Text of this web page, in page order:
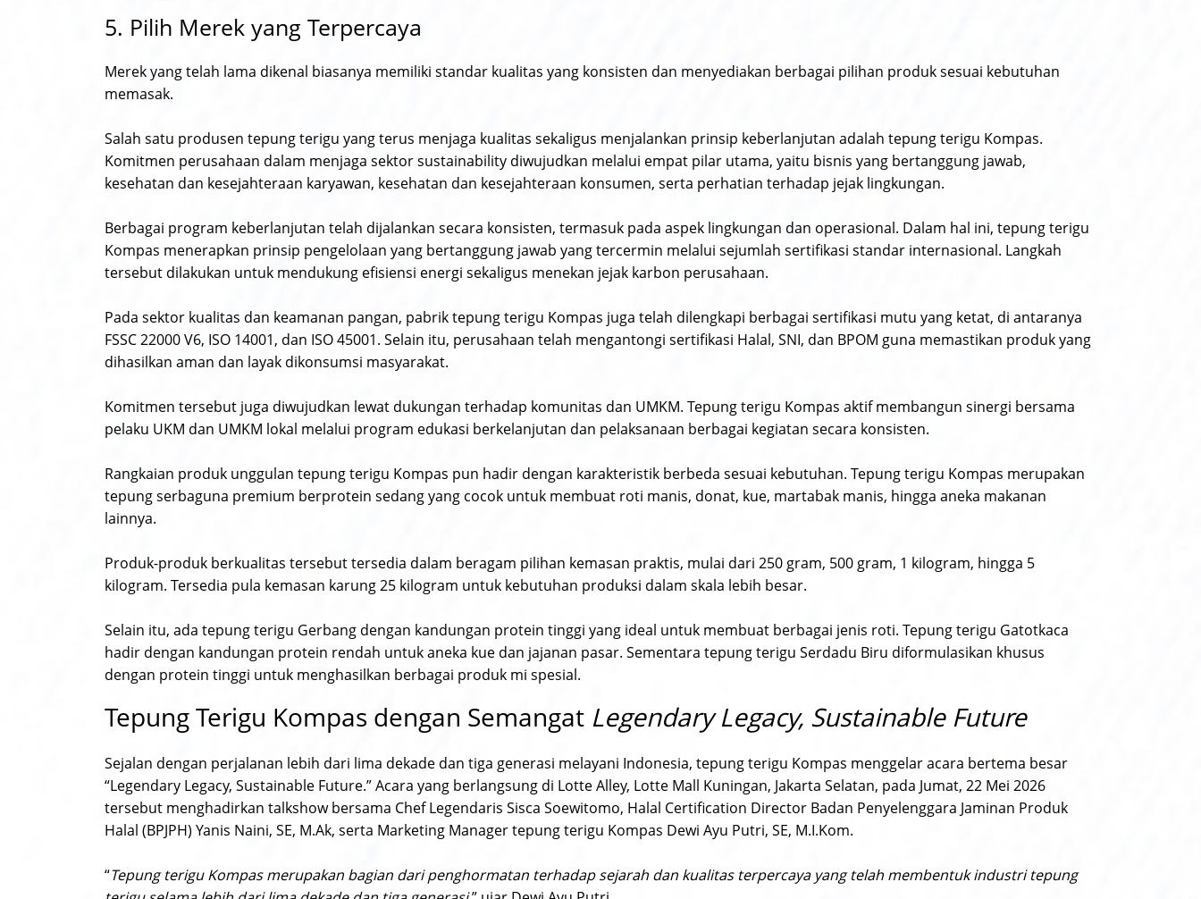
5. Pilih Merek yang Terpercaya
Merek yang telah lama dikenal biasanya memiliki standar kualitas yang konsisten dan menyediakan berbagai pilihan produk sesuai kebutuhan
memasak.
Salah satu produsen tepung terigu yang terus menjaga kualitas sekaligus menjalankan prinsip keberlanjutan adalah tepung terigu Kompas.
Komitmen perusahaan dalam menjaga sektor sustainability diwujudkan melalui empat pilar utama, yaitu bisnis yang bertanggung jawab,
kesehatan dan kesejahteraan karyawan, kesehatan dan kesejahteraan konsumen, serta perhatian terhadap jejak lingkungan.
Berbagai program keberlanjutan telah dijalankan secara konsisten, termasuk pada aspek lingkungan dan operasional. Dalam hal ini, tepung terigu
Kompas menerapkan prinsip pengelolaan yang bertanggung jawab yang tercermin melalui sejumlah sertifikasi standar internasional. Langkah
tersebut dilakukan untuk mendukung efisiensi energi sekaligus menekan jejak karbon perusahaan.
Pada sektor kualitas dan keamanan pangan, pabrik tepung terigu Kompas juga telah dilengkapi berbagai sertifikasi mutu yang ketat, di antaranya
FSSC 22000 V6, ISO 14001, dan ISO 45001. Selain itu, perusahaan telah mengantongi sertifikasi Halal, SNI, dan BPOM guna memastikan produk yang
dihasilkan aman dan layak dikonsumsi masyarakat.
Komitmen tersebut juga diwujudkan lewat dukungan terhadap komunitas dan UMKM. Tepung terigu Kompas aktif membangun sinergi bersama
pelaku UKM dan UMKM lokal melalui program edukasi berkelanjutan dan pelaksanaan berbagai kegiatan secara konsisten.
Rangkaian produk unggulan tepung terigu Kompas pun hadir dengan karakteristik berbeda sesuai kebutuhan. Tepung terigu Kompas merupakan
tepung serbaguna premium berprotein sedang yang cocok untuk membuat roti manis, donat, kue, martabak manis, hingga aneka makanan
lainnya.
Produk-produk berkualitas tersebut tersedia dalam beragam pilihan kemasan praktis, mulai dari 250 gram, 500 gram, 1 kilogram, hingga 5
kilogram. Tersedia pula kemasan karung 25 kilogram untuk kebutuhan produksi dalam skala lebih besar.
Selain itu, ada tepung terigu Gerbang dengan kandungan protein tinggi yang ideal untuk membuat berbagai jenis roti. Tepung terigu Gatotkaca
hadir dengan kandungan protein rendah untuk aneka kue dan jajanan pasar. Sementara tepung terigu Serdadu Biru diformulasikan khusus
dengan protein tinggi untuk menghasilkan berbagai produk mi spesial.
Tepung Terigu Kompas dengan Semangat Legendary Legacy, Sustainable Future
Sejalan dengan perjalanan lebih dari lima dekade dan tiga generasi melayani Indonesia, tepung terigu Kompas menggelar acara bertema besar
“Legendary Legacy, Sustainable Future.” Acara yang berlangsung di Lotte Alley, Lotte Mall Kuningan, Jakarta Selatan, pada Jumat, 22 Mei 2026
tersebut menghadirkan talkshow bersama Chef Legendaris Sisca Soewitomo, Halal Certification Director Badan Penyelenggara Jaminan Produk
Halal (BPJPH) Yanis Naini, SE, M.Ak, serta Marketing Manager tepung terigu Kompas Dewi Ayu Putri, SE, M.I.Kom.
“Tepung terigu Kompas merupakan bagian dari penghormatan terhadap sejarah dan kualitas terpercaya yang telah membentuk industri tepung